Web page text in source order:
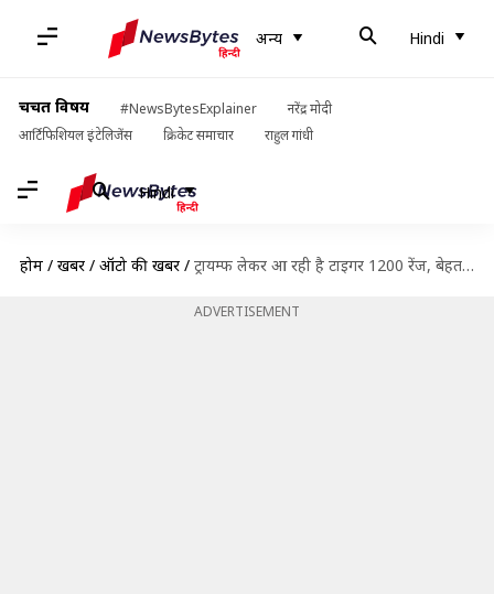
अन्य Hindi
चर्चित विषय #NewsBytesExplainer
नरेंद्र मोदी
आर्टिफिशियल इंटेलिजेंस
क्रिकेट समाचार राहुल गांधी
Hindi
होम / खबरें / ऑटो की खबरें / ट्रायम्फ लेकर आ रही है टाइगर 1200 रेंज, बेहतरीन फीचर्स के साथ जल्द होगी लॉन्च
ADVERTISEMENT